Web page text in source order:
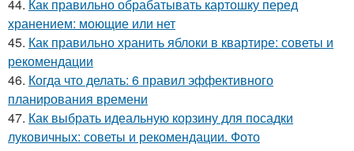
44. Как правильно обрабатывать картошку перед
хранением: моющие или нет
45. Как правильно хранить яблоки в квартире: советы и
рекомендации
46. Когда что делать: 6 правил эффективного
планирования времени
47. Как выбрать идеальную корзину для посадки
луковичных: советы и рекомендации. Фото